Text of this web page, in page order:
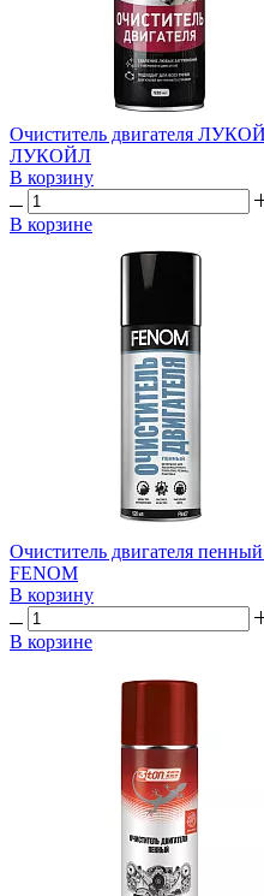
Очиститель двигателя
ЛУКОЙЛ
В корзину
В корзине
Очиститель двигателя
FENOM
В корзину
В корзине